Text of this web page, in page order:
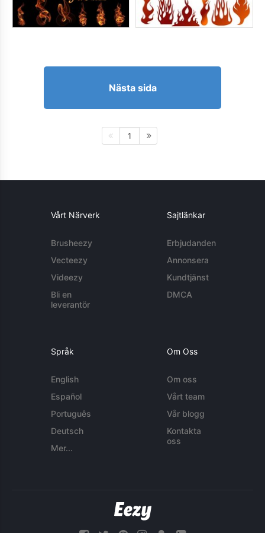
Nästa sida
1
Vårt Närverk
Brusheezy
Vecteezy
Videezy
Bli en
leverantör
Sajtlänkar
Erbjudanden
Annonsera
Kundtjänst
DMCA
Språk
English
Español
Português
Deutsch
Mer...
Om Oss
Om oss
Vårt team
Vår blogg
Kontakta
oss